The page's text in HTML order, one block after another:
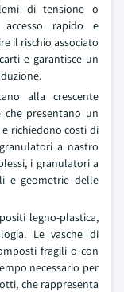
di tensione o
accesso rapido e
il rischio associato
e garantisce un
alla crescente
presentano un
richiedono costi di
a nastro
i granulatori a
e geometrie delle
legno-plastica,
Le vasche di
fragili o con
necessario per
che rappresenta